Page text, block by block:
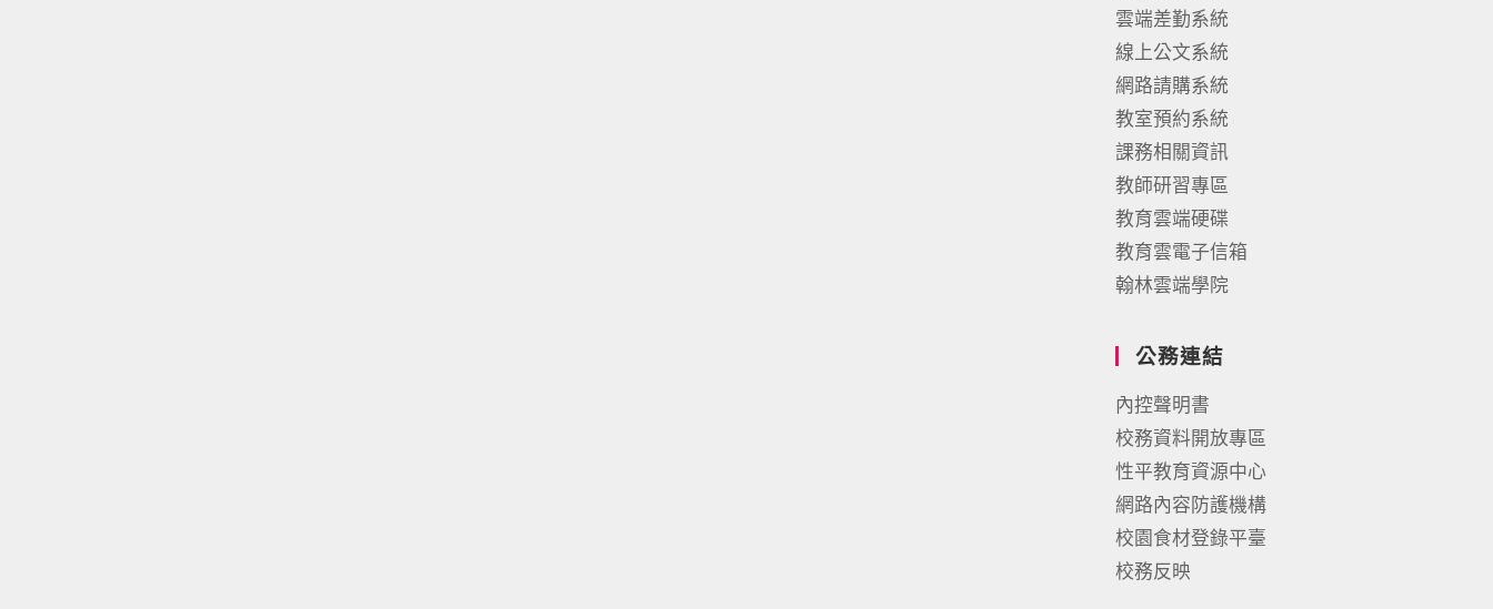
雲端差勤系統
線上公文系統
網路請購系統
教室預約系統
課務相關資訊
教師研習專區
教育雲端硬碟
教育雲電子信箱
翰林雲端學院
公務連結
內控聲明書
校務資料開放專區
性平教育資源中心
網路內容防護機構
校園食材登錄平臺
校務反映